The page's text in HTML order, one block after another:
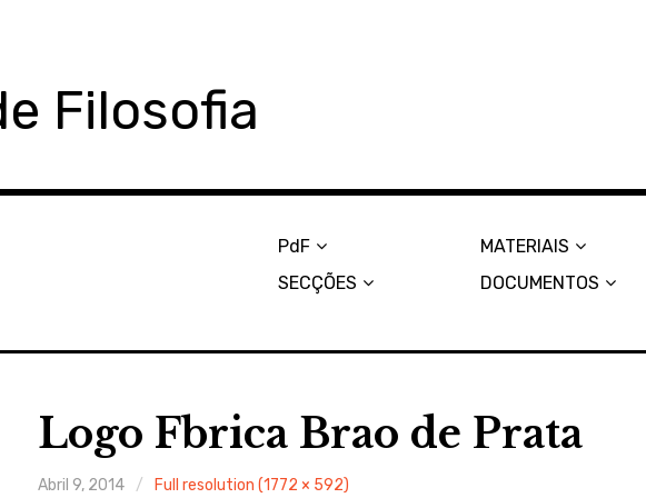
Filosofia
PdF
SECÇÕES
MATERIAIS
DOCUMENTOS
Logo Fbrica Brao de Prata
Abril 9, 2014 Full resolution (1772 × 592)